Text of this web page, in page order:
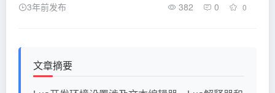
3年前发布 382 0 0
文章摘要